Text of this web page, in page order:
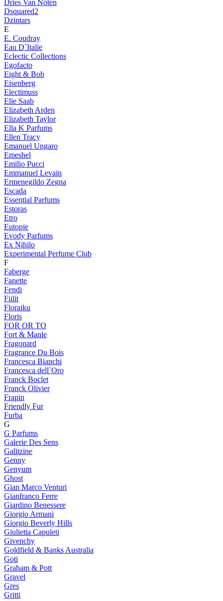
Dries Van Noten
Dsquared2
Dzintars
E
E. Coudray
Eau D`Italie
Eclectic Collections
Egofacto
Eight & Bob
Eisenberg
Electimuss
Elie Saab
Elizabeth Arden
Elizabeth Taylor
Ella K Parfums
Ellen Tracy
Emanuel Ungaro
Emeshel
Emilio Pucci
Emmanuel Levain
Ermenegildo Zegna
Escada
Essential Parfums
Estoras
Etro
Eutopie
Evody Parfums
Ex Nihilo
Experimental Perfume Club
F
Faberge
Fanette
Fendi
Fiilit
Floraiku
Floris
FOR OR TO
Fort & Manle
Fragonard
Fragrance Du Bois
Francesca Bianchi
Francesca dell`Oro
Franck Boclet
Franck Olivier
Frapin
Friendly Fur
Furba
G
G Parfums
Galerie Des Sens
Galitzine
Genny
Genyum
Ghost
Gian Marco Venturi
Gianfranco Ferre
Giardino Benessere
Giorgio Armani
Giorgio Beverly Hills
Giulietta Capuleti
Givenchy
Goldfield & Banks Australia
Goti
Graham & Pott
Gravel
Gres
Gritti